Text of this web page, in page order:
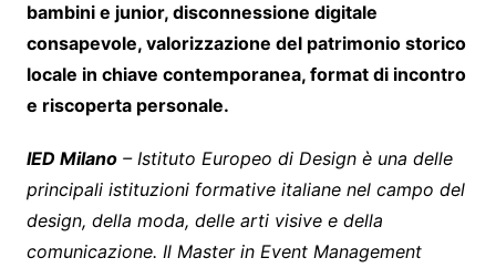
bambini e junior, disconnessione digitale
consapevole, valorizzazione del patrimonio storico
locale in chiave contemporanea, format di incontro
e riscoperta personale.
IED Milano– Istituto Europeo di Design è una delle
principali istituzioni formative italiane nel campo del
design, della moda, delle arti visive e della
comunicazione. Il Master in Event Management